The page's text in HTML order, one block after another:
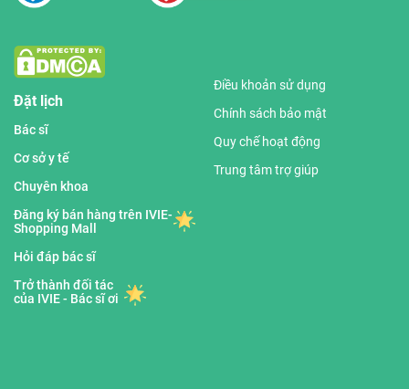
Đặt lịch
Bác sĩ
Cơ sở y tế
Chuyên khoa
Đăng ký bán hàng trên IVIE-
Shopping Mall
Hỏi đáp bác sĩ
Trở thành đối tác
của IVIE - Bác sĩ ơi
Điều khoản sử dụng
Chính sách bảo mật
Quy chế hoạt động
Trung tâm trợ giúp